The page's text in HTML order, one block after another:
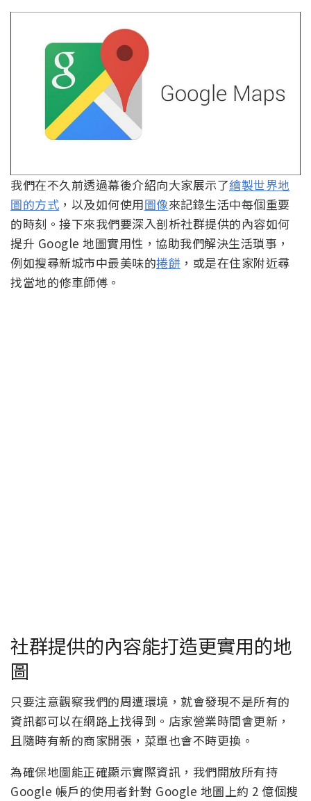
我們在不久前透過幕後介紹向大家展示了繪製世界地
圖的方式 ，以及如何使用圖像來記錄生活中每個重要
的時刻。接下來我們要深入剖析社群提供的內容如何
提升 Google 地圖實用性，協助我們解決生活瑣事，
例如搜尋新城市中最美味的捲餅 ，或是在住家附近尋
找當地的修車師傅。
社群提供的內容能打造更實用的地
圖
只要注意觀察我們的周遭環境，就會發現不是所有的
資訊都可以在網路上找得到。店家營業時間會更新，
且隨時有新的商家開張，菜單也會不時更換。
為確保地圖能正確顯示實際資訊，我們開放所有持
Google 帳戶的使用者針對 Google 地圖上約 2 億個搜